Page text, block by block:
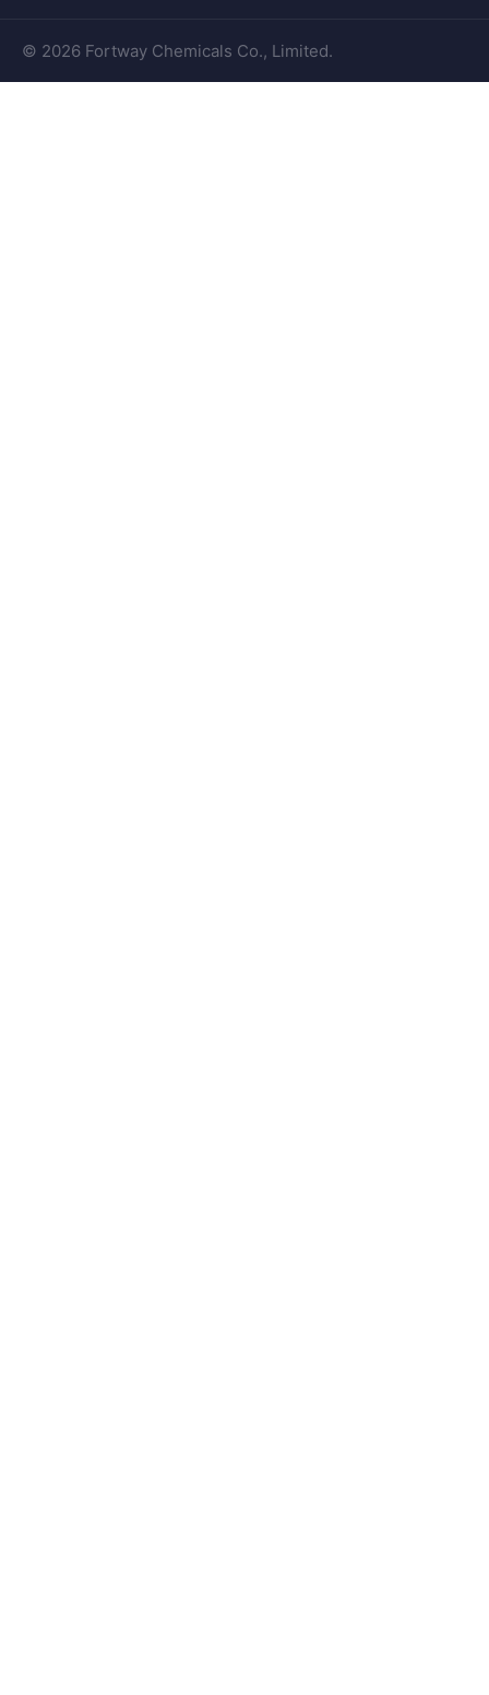
© 2026 Fortway Chemicals Co., Limited.